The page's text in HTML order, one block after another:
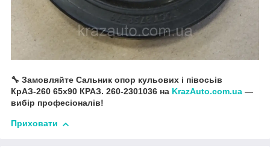
🔧 Замовляйте Сальник опор кульових і півосьів
КрАЗ-260 65x90 КРАЗ. 260-2301036 на KrazAuto.com.ua —
вибір професіоналів!
Приховати